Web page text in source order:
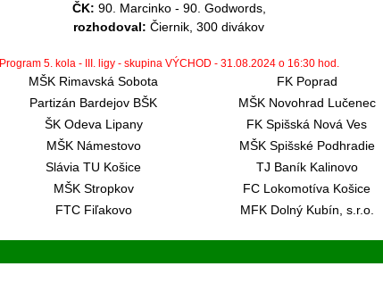
ČK: 90. Marcinko - 90. Godwords,
rozhodoval: Čiernik, 300 divákov
Program 5. kola - III. ligy - skupina VÝCHOD - 31.08.2024 o 16:30 hod.
MŠK Rimavská Sobota FK Poprad
Partizán Bardejov BŠK MŠK Novohrad Lučenec
ŠK Odeva Lipany FK Spišská Nová Ves
MŠK Námestovo MŠK Spišské Podhradie
Slávia TU Košice TJ Baník Kalinovo
MŠK Stropkov FC Lokomotíva Košice
FTC Fiľakovo MFK Dolný Kubín, s.r.o.